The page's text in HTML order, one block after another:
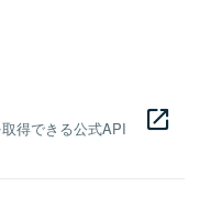
得できる公式API